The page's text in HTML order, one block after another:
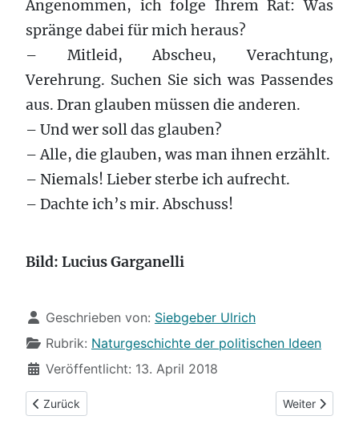
Angenommen, ich folge Ihrem Rat: Was
spränge dabei für mich heraus?
– Mitleid, Abscheu, Verachtung,
Verehrung. Suchen Sie sich was Passendes
aus. Dran glauben müssen die anderen.
– Und wer soll das glauben?
– Alle, die glauben, was man ihnen erzählt.
– Niemals! Lieber sterbe ich aufrecht.
– Dachte ich’s mir. Abschuss!
Bild: Lucius Garganelli
DetailsGeschrieben von: Siebgeber Ulrich
Rubrik: Naturgeschichte der politischen Ideen
Veröffentlicht: 13. April 2018
Vorheriger Beitrag: (39) Im Schattenreich
Zurück Nächster
Weiter